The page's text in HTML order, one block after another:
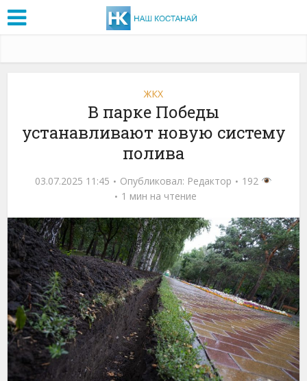
ЖКХ
В парке Победы
устанавливают новую систему
полива
03.07.2025 11:45 Опубликовал: Редактор
192
1 мин на чтение